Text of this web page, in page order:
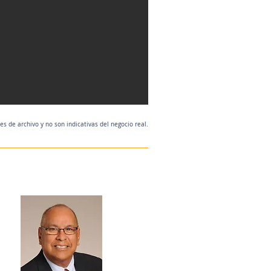
de archivo y no son indicativas del negocio real.